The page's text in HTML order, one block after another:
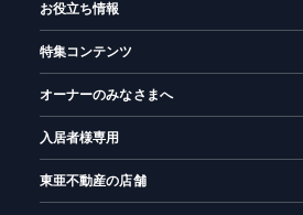
お役立ち情報
特集コンテンツ
オーナーのみなさまへ
入居者様専用
東亜不動産の店舗